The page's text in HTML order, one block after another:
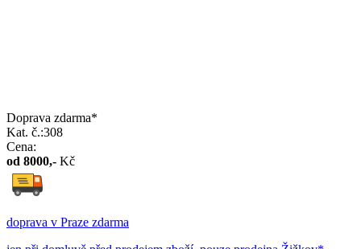
Doprava zdarma*
Kat. č.:308
Cena:
od 8000,- Kč
doprava v Praze zdarma